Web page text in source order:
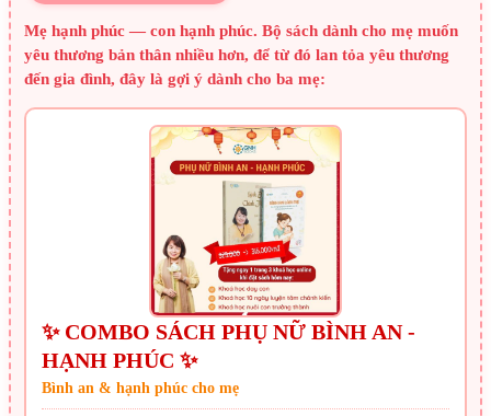
Mẹ hạnh phúc — con hạnh phúc. Bộ sách dành cho mẹ muốn
yêu thương bản thân nhiều hơn, để từ đó lan tỏa yêu thương
đến gia đình, đây là gợi ý dành cho ba mẹ:
✨ COMBO SÁCH PHỤ NỮ BÌNH AN -
HẠNH PHÚC ✨
Bình an & hạnh phúc cho mẹ